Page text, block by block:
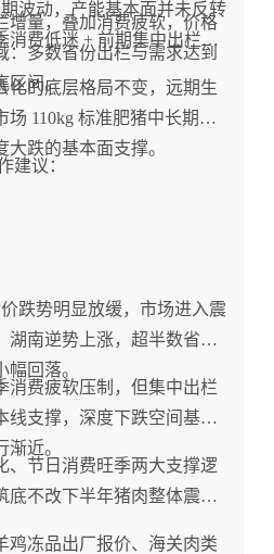
增量，叠加消费疲软，价格
：多数省份出栏与需求达到
区间。
波动，产能基本面并未反转
消费低迷 + 前期集中出栏共
化的底层格局不变，远期生
110kg 标准肥猪中长期库
跌的基本面支撑。
建议：
跌势明显放缓，市场进入震
湖南逆势上涨，超半数省份
回落。
消费疲软压制，但集中出栏
线支撑，深度下跌空间基本
近。
、节日消费旺季两大支撑逻
底不改下半年猪肉整体震荡
鸡冻品出厂报价、海关肉类